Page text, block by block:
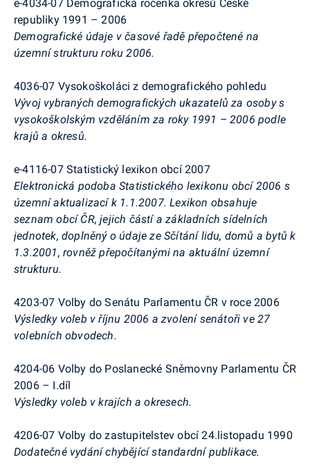
e-4034-07 Demografická ročenka okresů České
republiky 1991 – 2006
Demografické údaje v časové řadě přepočtené na
územní strukturu roku 2006.
4036-07 Vysokoškoláci z demografického pohledu
Vývoj vybraných demografických ukazatelů za osoby s
vysokoškolským vzděláním za roky 1991 – 2006 podle
krajů a okresů.
e-4116-07 Statistický lexikon obcí 2007
Elektronická podoba Statistického lexikonu obcí 2006 s
územní aktualizací k 1.1.2007. Lexikon obsahuje
seznam obcí ČR, jejich částí a základních sídelních
jednotek, doplněný o údaje ze Sčítání lidu, domů a bytů k
1.3.2001, rovněž přepočítanými na aktuální územní
strukturu.
4203-07 Volby do Senátu Parlamentu ČR v roce 2006
Výsledky voleb v říjnu 2006 a zvolení senátoři ve 27
volebních obvodech.
4204-06 Volby do Poslanecké Sněmovny Parlamentu ČR
2006 – I.díl
Výsledky voleb v krajích a okresech.
4206-07 Volby do zastupitelstev obcí 24.listopadu 1990
Dodatečné vydání chybějící standardní publikace.